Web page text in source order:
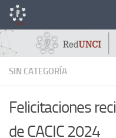
Skip to content
SIN CATEGORÍA
Felicitaciones
de CACIC 2024